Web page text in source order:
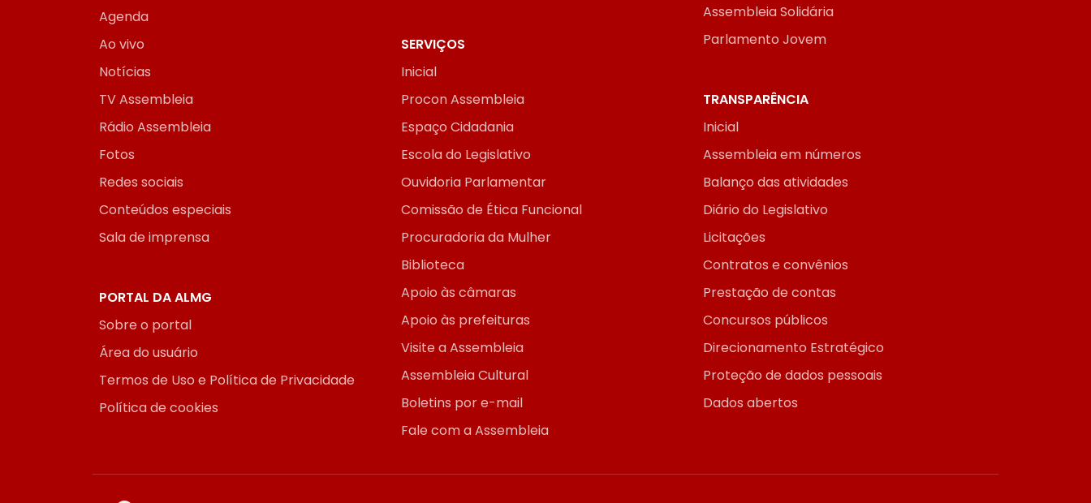
Assembleia Solidária
Parlamento Jovem
Agenda
Ao vivo
Notícias
TV Assembleia
Rádio Assembleia
Fotos
Redes sociais
Conteúdos especiais
Sala de imprensa
SERVIÇOS
Inicial
Procon Assembleia
Espaço Cidadania
Escola do Legislativo
Ouvidoria Parlamentar
Comissão de Ética Funcional
Procuradoria da Mulher
Biblioteca
Apoio às câmaras
Apoio às prefeituras
Visite a Assembleia
Assembleia Cultural
Boletins por e-mail
Fale com a Assembleia
TRANSPARÊNCIA
Inicial
Assembleia em números
Balanço das atividades
Diário do Legislativo
Licitações
Contratos e convênios
Prestação de contas
Concursos públicos
Direcionamento Estratégico
Proteção de dados pessoais
Dados abertos
PORTAL DA ALMG
Sobre o portal
Área do usuário
Termos de Uso e Política de Privacidade
Política de cookies